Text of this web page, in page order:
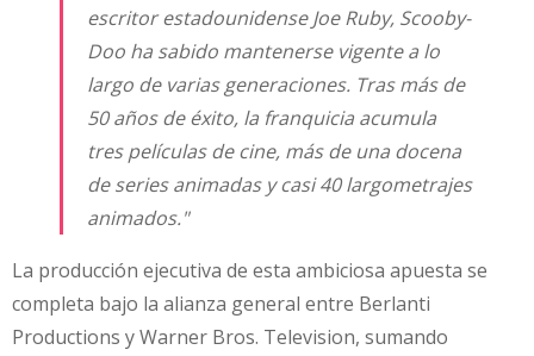
escritor estadounidense Joe Ruby, Scooby-
Doo ha sabido mantenerse vigente a lo
largo de varias generaciones. Tras más de
50 años de éxito, la franquicia acumula
tres películas de cine, más de una docena
de series animadas y casi 40 largometrajes
animados."
La producción ejecutiva de esta ambiciosa apuesta se
completa bajo la alianza general entre Berlanti
Productions y Warner Bros. Television, sumando